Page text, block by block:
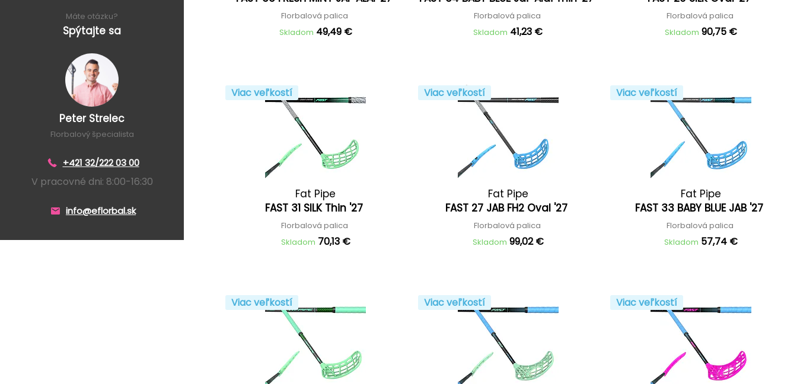
Máte otázku?
Spýtajte sa
Peter Strelec
Florbalový špecialista
+421 32/222 03 00
V pracovné dni: 8:00-16:30
info@eflorbal.sk
Florbalová palica
Skladom 49,49 €
Florbalová palica
Skladom 41,23 €
Florbalová palica
Skladom 90,75 €
Viac veľkostí
Fat Pipe
FAST 31 SILK Thin '27
Florbalová palica
Skladom 70,13 €
Viac veľkostí
Fat Pipe
FAST 27 JAB FH2 Oval '27
Florbalová palica
Skladom 99,02 €
Viac veľkostí
Fat Pipe
FAST 33 BABY BLUE JAB '27
Florbalová palica
Skladom 57,74 €
Viac veľkostí Viac veľkostí Viac veľkostí